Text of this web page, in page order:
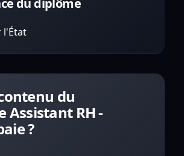
du diplôme
l'État
du
Assistant RH -
?